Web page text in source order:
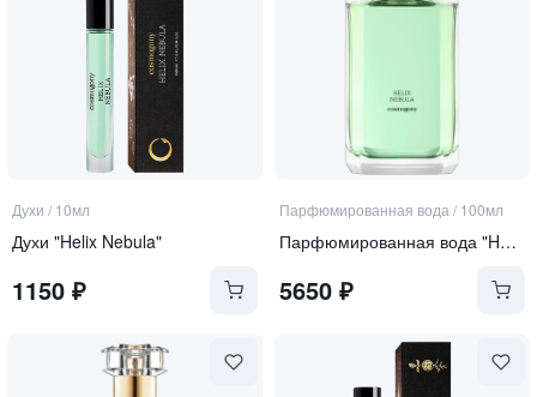
Духи / 10мл
Духи "Helix Nebula"
1150 ₽
Парфюмированная вода / 100мл
Парфюмированная вода "Helix Nebula"
5650₽